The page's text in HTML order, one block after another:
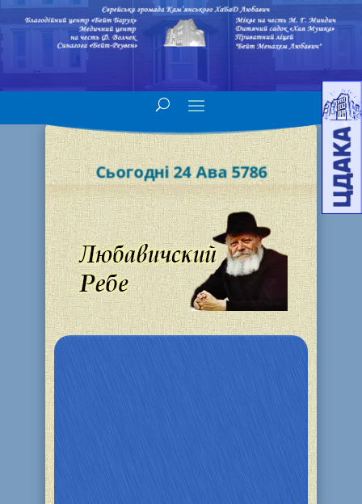
Сьогодні 24 Ава 5786